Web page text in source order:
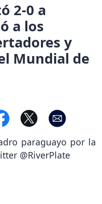
2-0 a
a los
y
Mundial de